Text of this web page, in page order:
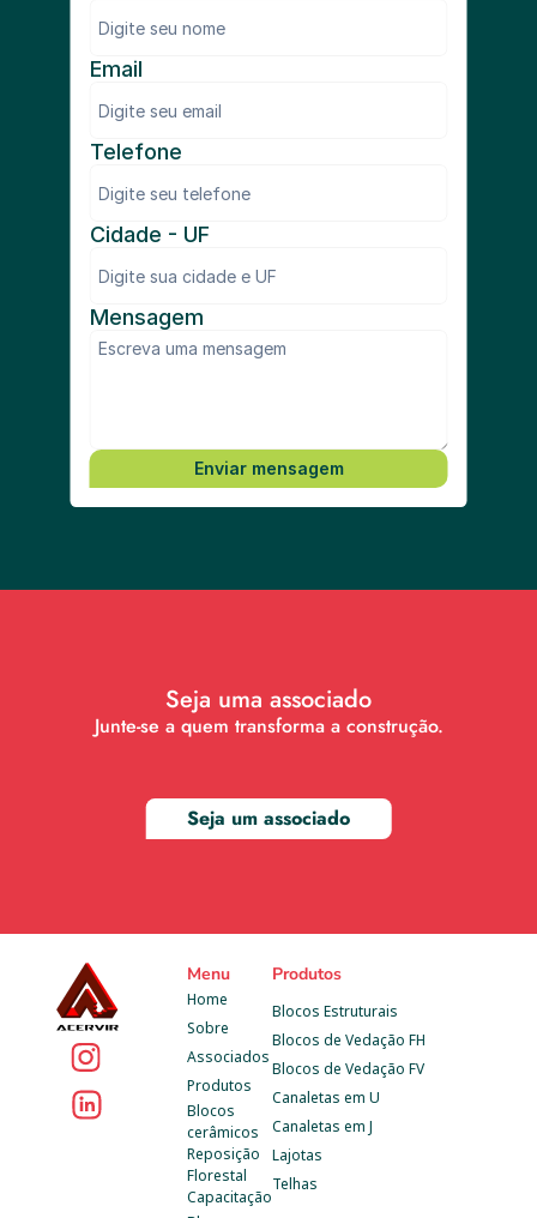
Menu
Home
Sobre
Associados
Produtos
Blocos
cerâmicos
Reposição
Florestal
Capacitação
Produtos
Blocos Estruturais
Blocos de Vedação FH
Blocos de Vedação FV
Canaletas em U
Canaletas em J
Lajotas
Telhas
Email
Telefone
Cidade - UF
Mensagem
Enviar mensagem
Seja uma associado
Junte-se a quem transforma a construção.
Seja um associado